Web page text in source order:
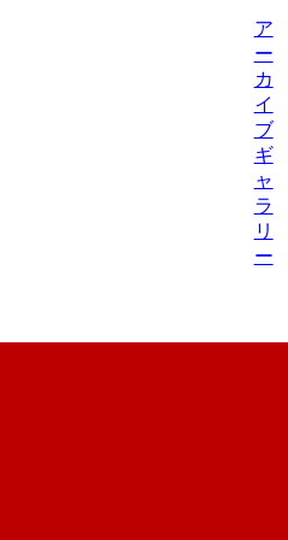
ア
ー
カ
イ
ブ
ギ
ャ
ラ
リ
ー